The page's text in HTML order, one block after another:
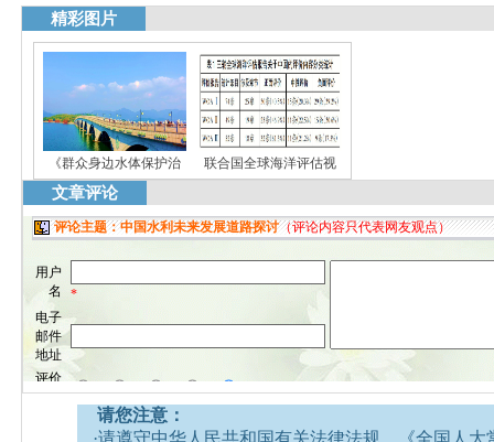
精彩图片
《群众身边水体保护治 联合国全球海洋评估视
文章评论
请您注意：
·请遵守中华人民共和国有关法律法规、《全国人